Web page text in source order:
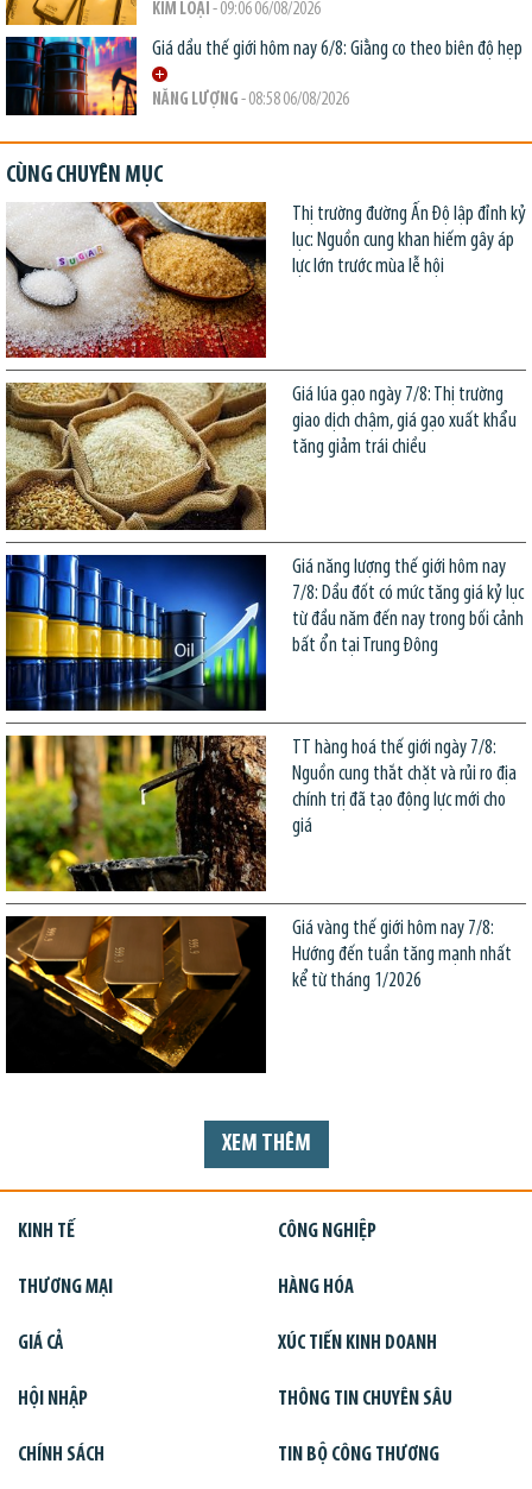
KIM LOẠI - 09:06 06/08/2026
Giá dầu thế giới hôm nay 6/8: Giằng co theo biên độ hẹp
NĂNG LƯỢNG - 08:58 06/08/2026
CÙNG CHUYÊN MỤC
Thị trường đường Ấn Độ lập đỉnh kỷ
lục: Nguồn cung khan hiếm gây áp
lực lớn trước mùa lễ hội
Giá lúa gạo ngày 7/8: Thị trường
giao dịch chậm, giá gạo xuất khẩu
tăng giảm trái chiều
Giá năng lượng thế giới hôm nay
7/8: Dầu đốt có mức tăng giá kỷ lục
từ đầu năm đến nay trong bối cảnh
bất ổn tại Trung Đông
TT hàng hoá thế giới ngày 7/8:
Nguồn cung thắt chặt và rủi ro địa
chính trị đã tạo động lực mới cho
giá
Giá vàng thế giới hôm nay 7/8:
Hướng đến tuần tăng mạnh nhất
kể từ tháng 1/2026
XEM THÊM
KINH TẾ CÔNG NGHIỆP
THƯƠNG MẠI HÀNG HÓA
GIÁ CẢ XÚC TIẾN KINH DOANH
HỘI NHẬP THÔNG TIN CHUYÊN SÂU
CHÍNH SÁCH TIN BỘ CÔNG THƯƠNG